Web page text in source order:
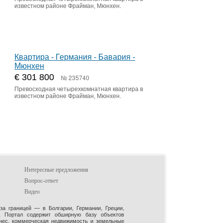
известном районе Фрайман, Мюнхен.
Квартира - Германия - Бавария -
Мюнхен
€ 301 800 № 235740
Превосходная четырехкомнатная квартира в
известном районе Фрайман, Мюнхен.
Интересные предложения
Вопрос-ответ
Видео
границей — в Болгарии, Германии, Греции,
содержит обширную базу объектов
коммерческая недвижимость и земельные